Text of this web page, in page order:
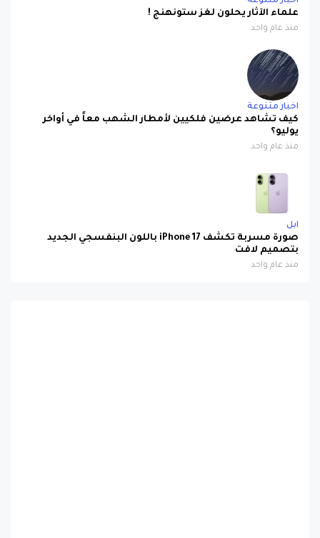
علماء الآثار يحلون لغز ستونهنج !
منذ عام واحد
اخبار متنوعة
كيف تشاهد عرضين فلكيين لأمطار الشهب معاً في أواخر
يوليو؟
منذ عام واحد
ابل
صورة مسربة تكشف iPhone 17 باللون البنفسجي الجديد
بتصميم لافت
منذ عام واحد